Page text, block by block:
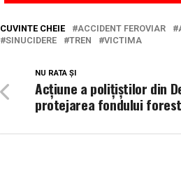
CUVINTE CHEIE ACCIDENT FEROVIAR
SINUCIDERE
TREN VICTIMA
NU RATA ȘI
Acțiune a polițiștilor din
protejarea fondului